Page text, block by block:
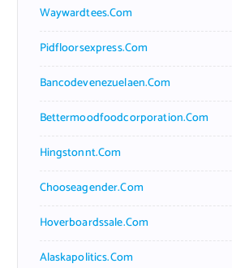
Waywardtees.com
Pidfloorsexpress.com
Bancodevenezuelaen.com
Bettermoodfoodcorporation.com
Hingstonnt.com
Chooseagender.com
Hoverboardssale.com
Alaskapolitics.com